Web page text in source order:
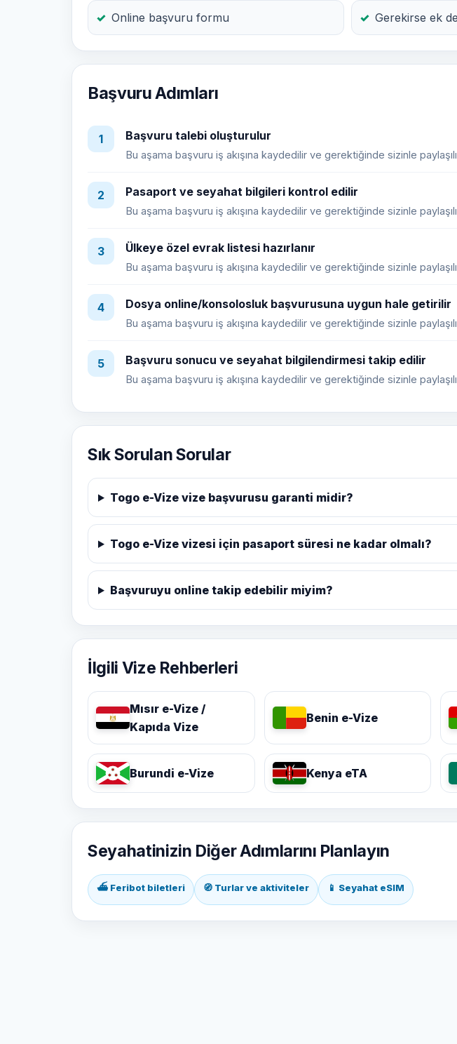
Online başvuru formu Gerekirse ek
Başvuru Adımları
1 Başvuru talebi oluşturulur
Bu aşama başvuru iş akışına kaydedilir ve gerektiğinde sizinle
2 Pasaport ve seyahat bilgileri kontrol edilir
Bu aşama başvuru iş akışına kaydedilir ve gerektiğinde sizinle
3 Ülkeye özel evrak listesi hazırlanır
Bu aşama başvuru iş akışına kaydedilir ve gerektiğinde sizinle
4 Dosya online/konsolosluk başvurusuna uygun hale getirilir
Bu aşama başvuru iş akışına kaydedilir ve gerektiğinde sizinle
5 Başvuru sonucu ve seyahat bilgilendirmesi takip edilir
Bu aşama başvuru iş akışına kaydedilir ve gerektiğinde sizinle
Sık Sorulan Sorular
Togo e-Vize vize başvurusu garanti midir?
Togo e-Vize vizesi için pasaport süresi ne kadar olmalı?
Başvuruyu online takip edebilir miyim?
İlgili Vize Rehberleri
Mısır e-Vize /
Kapıda Vize
Benin e-Vize
Burundi e-Vize Kenya eTA
Seyahatinizin Diğer Adımlarını Planlayın
⛴ Feribot biletleri 🧭 Turlar ve aktiviteler 📱 Seyahat eSIM